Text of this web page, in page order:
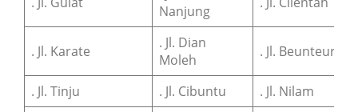
Nanjung
. Jl. Karate
. Jl. Dian
Moleh
. Jl. Beunteur
. Jl. Tinju . Jl. Cibuntu . Jl. Nilam